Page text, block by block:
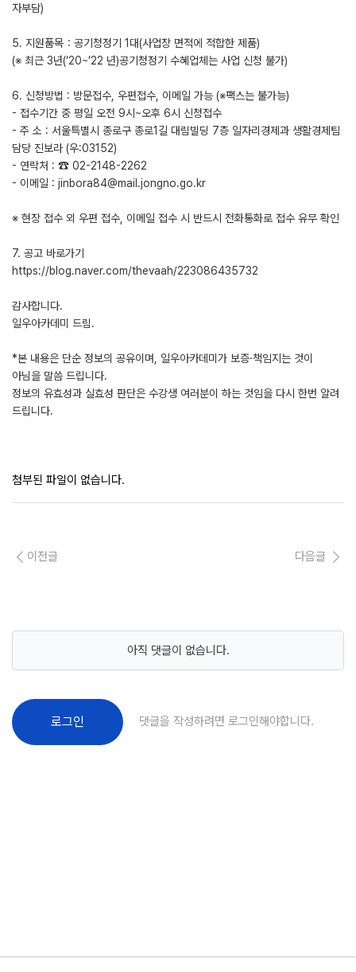
자부담)
5. 지원품목：공기청정기 1대(사업장 면적에 적합한 제품)
(※ 최근 3년(‘20~’22 년)공기청정기 수혜업체는 사업 신청 불가)
6. 신청방법 : 방문접수, 우편접수, 이메일 가능 (※팩스는 불가능)
- 접수기간 중 평일 오전 9시~오후 6시 신청접수
- 주 소 : 서울특별시 종로구 종로1길 대림빌딩 7층 일자리경제과 생활경제팀
담당 진보라 (우:03152)
- 연락처 : ☎ 02-2148-2262
- 이메일 : jinbora84@mail.jongno.go.kr
※ 현장 접수 외 우편 접수, 이메일 접수 시 반드시 전화통화로 접수 유무 확인
7. 공고 바로가기
https://blog.naver.com/thevaah/223086435732
감사합니다.
일우아카데미 드림.
*본 내용은 단순 정보의 공유이며, 일우아카데미가 보증·책임지는 것이
아님을 말씀 드립니다.
정보의 유효성과 실효성 판단은 수강생 여러분이 하는 것임을 다시 한번 알려
드립니다.
첨부된 파일이 없습니다.
이전글 다음글
아직 댓글이 없습니다.
로그인 댓글을 작성하려면 로그인해야합니다.